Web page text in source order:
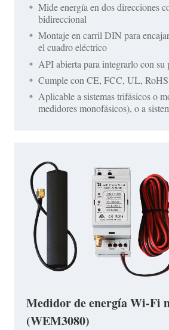
Mide energía en dos direcciones
bidireccional
Montaje en carril DIN para
el cuadro eléctrico
API abierta para integrarlo con
Cumple con CE, FCC, UL,
Aplicable a sistemas trifásicos o
medidores monofásicos), o a
Medidor de energía Wi-Fi
(WEM3080)